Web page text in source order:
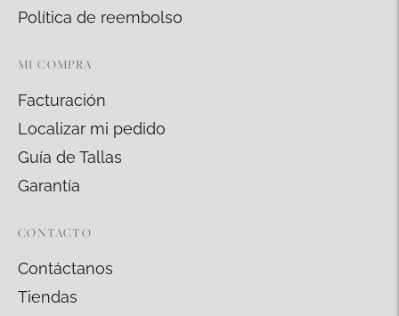
Política de reembolso
MI COMPRA
Facturación
Localizar mi pedido
Guía de Tallas
Garantía
CONTACTO
Contáctanos
Tiendas